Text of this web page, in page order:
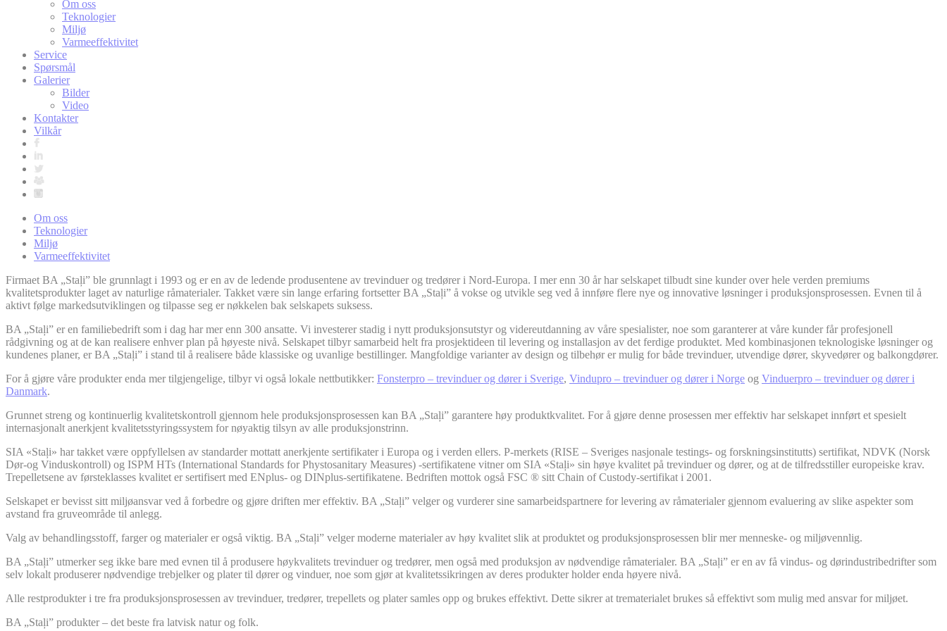
Om oss
Teknologier
Miljø
Varmeeffektivitet
Service
Spørsmål
Galerier
Bilder
Video
Kontakter
Vilkår
Om oss
Teknologier
Miljø
Varmeeffektivitet
Firmaet BA „Staļi” ble grunnlagt i 1993 og er en av de ledende produsentene av trevinduer og tredører i Nord-Europa. I mer enn 30 år har selskapet tilbudt sine kunder over hele verden premiums
kvalitetsprodukter laget av naturlige råmaterialer. Takket være sin lange erfaring fortsetter BA „Staļi” å vokse og utvikle seg ved å innføre flere nye og innovative løsninger i produksjonsprosessen. Evnen til å
aktivt følge markedsutviklingen og tilpasse seg er nøkkelen bak selskapets suksess.
BA „Staļi” er en familiebedrift som i dag har mer enn 300 ansatte. Vi investerer stadig i nytt produksjonsutstyr og videreutdanning av våre spesialister, noe som garanterer at våre kunder får profesjonell
rådgivning og at de kan realisere enhver plan på høyeste nivå. Selskapet tilbyr samarbeid helt fra prosjektideen til levering og installasjon av det ferdige produktet. Med kombinasjonen teknologiske løsninger og
kundenes planer, er BA „Staļi” i stand til å realisere både klassiske og uvanlige bestillinger. Mangfoldige varianter av design og tilbehør er mulig for både trevinduer, utvendige dører, skyvedører og balkongdører.
For å gjøre våre produkter enda mer tilgjengelige, tilbyr vi også lokale nettbutikker: Fonsterpro – trevinduer og dører i Sverige, Vindupro – trevinduer og dører i Norge og Vinduerpro – trevinduer og dører i
Danmark.
Grunnet streng og kontinuerlig kvalitetskontroll gjennom hele produksjonsprosessen kan BA „Staļi” garantere høy produktkvalitet. For å gjøre denne prosessen mer effektiv har selskapet innført et spesielt
internasjonalt anerkjent kvalitetsstyringssystem for nøyaktig tilsyn av alle produksjonstrinn.
SIA «Staļi» har takket være oppfyllelsen av standarder mottatt anerkjente sertifikater i Europa og i verden ellers. P-merkets (RISE – Sveriges nasjonale testings- og forskningsinstitutts) sertifikat, NDVK (Norsk
Dør-og Vinduskontroll) og ISPM HTs (International Standards for Phystosanitary Measures) -sertifikatene vitner om SIA «Staļi» sin høye kvalitet på trevinduer og dører, og at de tilfredsstiller europeiske krav.
Trepelletsene av førsteklasses kvalitet er sertifisert med ENplus- og DINplus-sertifikatene. Bedriften mottok også FSC ® sitt Chain of Custody-sertifikat i 2001.
Selskapet er bevisst sitt miljøansvar ved å forbedre og gjøre driften mer effektiv. BA „Staļi” velger og vurderer sine samarbeidspartnere for levering av råmaterialer gjennom evaluering av slike aspekter som
avstand fra gruveområde til anlegg.
Valg av behandlingsstoff, farger og materialer er også viktig. BA „Staļi” velger moderne materialer av høy kvalitet slik at produktet og produksjonsprosessen blir mer menneske- og miljøvennlig.
BA „Staļi” utmerker seg ikke bare med evnen til å produsere høykvalitets trevinduer og tredører, men også med produksjon av nødvendige råmaterialer. BA „Staļi” er en av få vindus- og dørindustribedrifter som
selv lokalt produserer nødvendige trebjelker og plater til dører og vinduer, noe som gjør at kvalitetssikringen av deres produkter holder enda høyere nivå.
Alle restprodukter i tre fra produksjonsprosessen av trevinduer, tredører, trepellets og plater samles opp og brukes effektivt. Dette sikrer at trematerialet brukes så effektivt som mulig med ansvar for miljøet.
BA „Staļi” produkter – det beste fra latvisk natur og folk.